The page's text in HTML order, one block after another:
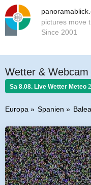
pictures move
Since 2001
Wetter &
Sa 8.08. Live Wetter Meteo
Europa Spanien